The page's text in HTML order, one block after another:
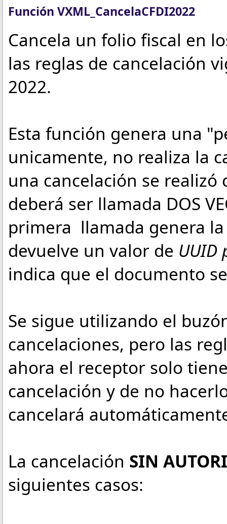
Función VXML_CancelaCFDI2022
Cancela un folio fiscal en
las reglas de cancelación
2022.
Esta función genera una
unicamente, no realiza la
una cancelación se
deberá ser llamada DOS
primera llamada genera
devuelve un valor de UUID
indica que el documento
Se sigue utilizando el
cancelaciones, pero las
ahora el receptor solo
cancelación y de no
cancelará
La cancelación SIN
siguientes casos: